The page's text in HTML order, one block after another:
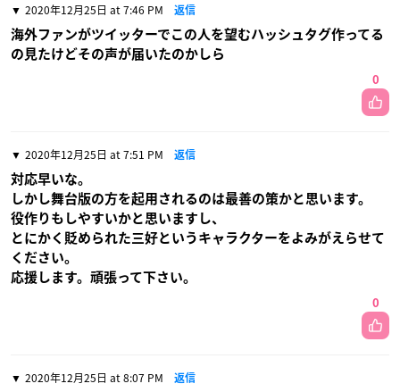
2020年12月25日 at 7:46 PM 返信
海外ファンがツイッターでこの人を望むハッシュタグ作ってる
の見たけどその声が届いたのかしら
0
2020年12月25日 at 7:51 PM 返信
対応早いな。
しかし舞台版の方を起用されるのは最善の策かと思います。
役作りもしやすいかと思いますし、
とにかく貶められた三好というキャラクターをよみがえらせて
ください。
応援します。頑張って下さい。
0
2020年12月25日 at 8:07 PM 返信